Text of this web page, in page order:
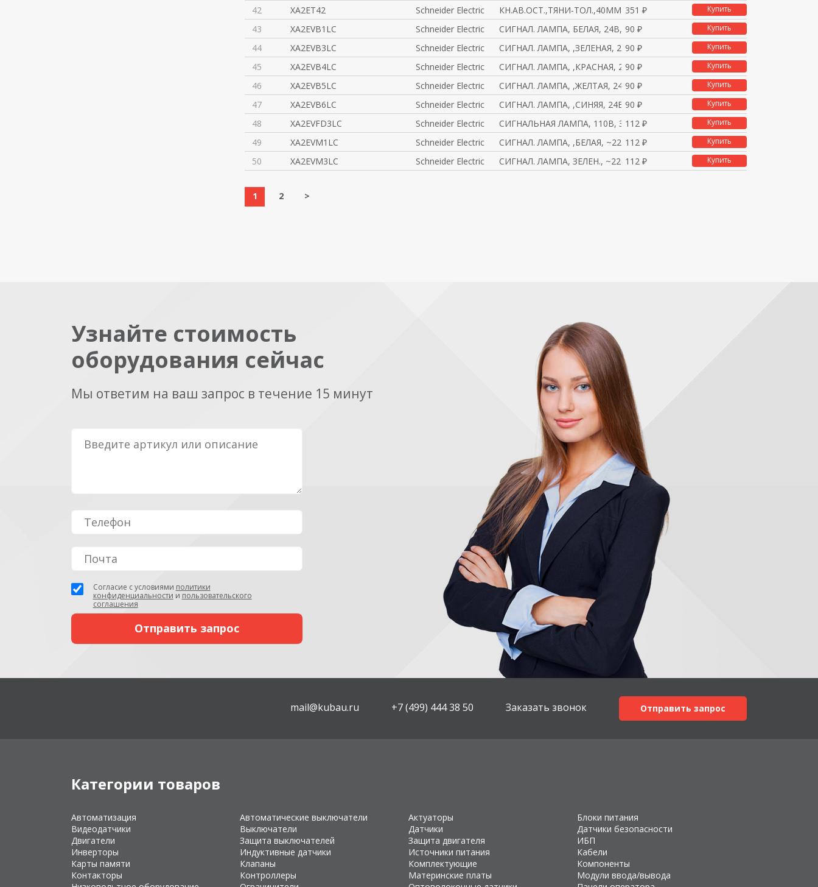
42 XA2ET42 Schneider Electric КН.АВ.ОСТ.,ТЯНИ-ТОЛ.,40ММ,1НЗ?
351 ₽ Купить
43 XA2EVB1LC Schneider Electric СИГНАЛ. ЛАМПА, БЕЛАЯ, 24В, XА2
90 ₽ Купить
44 XA2EVB3LC Schneider Electric СИГНАЛ. ЛАМПА, ,ЗЕЛЕНАЯ, 24В,90 ₽ Купить
45 XA2EVB4LC Schneider Electric СИГНАЛ. ЛАМПА, ,КРАСНАЯ, 24В,90 ₽ Купить
46 XA2EVB5LC Schneider Electric СИГНАЛ. ЛАМПА, ,ЖЕЛТАЯ, 24В, X
90 ₽ Купить
47 XA2EVB6LC Schneider Electric СИГНАЛ. ЛАМПА, ,СИНЯЯ, 24В, XА
90 ₽ Купить
48 XA2EVFD3LC Schneider Electric СИГНАЛЬНАЯ ЛАМПА, 110В, ЗЕЛЕНА
112 ₽ Купить
49 XA2EVM1LC Schneider Electric СИГНАЛ. ЛАМПА, ,БЕЛАЯ, ~220В,112 ₽ Купить
50 XA2EVM3LC Schneider Electric СИГНАЛ. ЛАМПА, ЗЕЛЕН., ~220В,112 ₽ Купить
1 2 >
Узнайте стоимость
оборудования сейчас
Мы ответим на ваш запрос в течение 15 минут
Согласие с условиями политики
конфиденциальности и пользовательского
соглашения
mail@kubau.ru +7 (499) 444 38 50 Заказать звонок Отправить запрос
Категории товаров
Автоматизация Автоматические выключатели Актуаторы
Блоки питания
Видеодатчики
Выключатели Датчики
Датчики безопасности
Двигатели
Защита выключателей Защита двигателя
ИБП
Инверторы
Индуктивные датчики Источники питания
Кабели
Карты памяти
Клапаны Комплектующие
Компоненты
Контакторы
Контроллеры Материнские платы
Модули ввода/вывода